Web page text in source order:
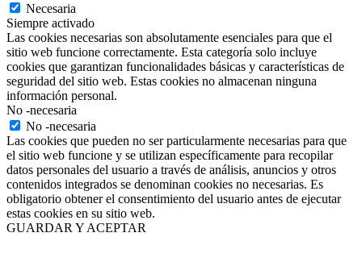
Necesaria
Siempre activado
Las cookies necesarias son absolutamente esenciales para que el
sitio web funcione correctamente. Esta categoría solo incluye
cookies que garantizan funcionalidades básicas y características de
seguridad del sitio web. Estas cookies no almacenan ninguna
información personal.
No -necesaria
No -necesaria
Las cookies que pueden no ser particularmente necesarias para que
el sitio web funcione y se utilizan específicamente para recopilar
datos personales del usuario a través de análisis, anuncios y otros
contenidos integrados se denominan cookies no necesarias. Es
obligatorio obtener el consentimiento del usuario antes de ejecutar
estas cookies en su sitio web.
GUARDAR Y ACEPTAR